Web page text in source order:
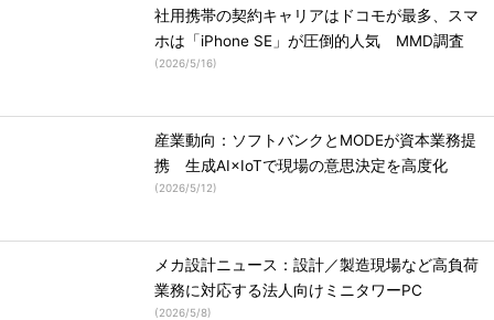
社用携帯の契約キャリアはドコモが最多、スマ
ホは「iPhone SE」が圧倒的人気 MMD調査
(2026/5/16)
産業動向：ソフトバンクとMODEが資本業務提
携 生成AI×IoTで現場の意思決定を高度化
(2026/5/12)
メカ設計ニュース：設計／製造現場など高負荷
業務に対応する法人向けミニタワーPC
(2026/5/8)